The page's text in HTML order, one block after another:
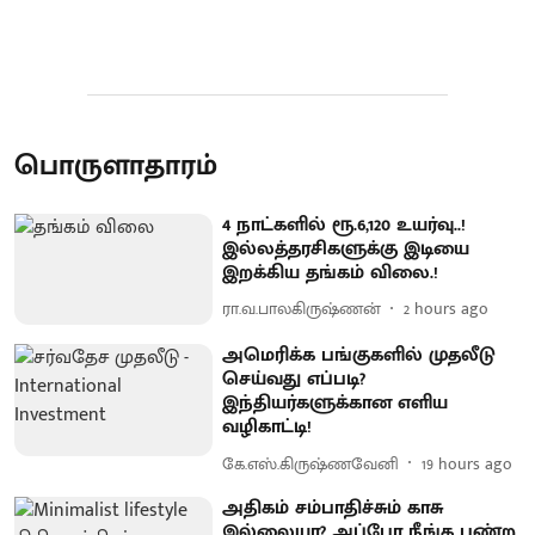
பொருளாதாரம்
4 நாட்களில் ரூ.6,120 உயர்வு..!
இல்லத்தரசிகளுக்கு இடியை
இறக்கிய தங்கம் விலை.!
ரா.வ.பாலகிருஷ்ணன் 2 hours ago
அமெரிக்க பங்குகளில் முதலீடு
செய்வது எப்படி?
இந்தியர்களுக்கான எளிய
வழிகாட்டி!
கே.எஸ்.கிருஷ்ணவேனி 19 hours ago
அதிகம் சம்பாதிச்சும் காசு